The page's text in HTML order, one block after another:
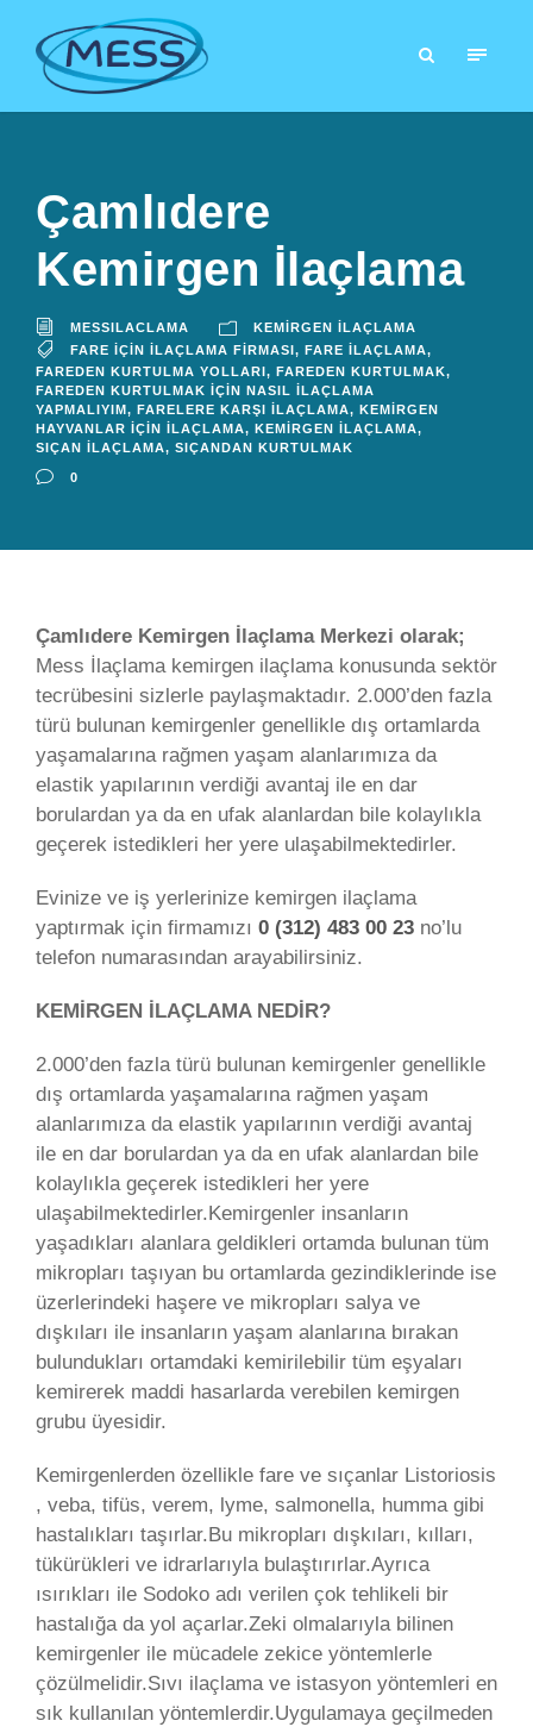
Çamlıdere
Kemirgen İlaçlama
MESSILACLAMA
KEMIRGEN İLAÇLAMA
FARE İÇIN İLAÇLAMA FIRMASI, FARE İLAÇLAMA,
FAREDEN KURTULMA YOLLARI , FAREDEN KURTULMAK,
FAREDEN KURTULMAK İÇIN NASIL İLAÇLAMA
YAPMALIYIM , FARELERE KARŞI İLAÇLAMA, KEMIRGEN
HAYVANLAR İÇIN İLAÇLAMA, KEMIRGEN İLAÇLAMA,
SIÇAN İLAÇLAMA, SIÇANDAN KURTULMAK
0
Çamlıdere Kemirgen İlaçlama Merkezi olarak;
Mess İlaçlama kemirgen ilaçlama konusunda sektör
tecrübesini sizlerle paylaşmaktadır. 2.000’den fazla
türü bulunan kemirgenler genellikle dış ortamlarda
yaşamalarına rağmen yaşam alanlarımıza da
elastik yapılarının verdiği avantaj ile en dar
borulardan ya da en ufak alanlardan bile kolaylıkla
geçerek istedikleri her yere ulaşabilmektedirler.
Evinize ve iş yerlerinize kemirgen ilaçlama
yaptırmak için firmamızı 0 (312) 483 00 23 no’lu
telefon numarasından arayabilirsiniz.
KEMİRGEN İLAÇLAMA NEDİR?
2.000’den fazla türü bulunan kemirgenler genellikle
dış ortamlarda yaşamalarına rağmen yaşam
alanlarımıza da elastik yapılarının verdiği avantaj
ile en dar borulardan ya da en ufak alanlardan bile
kolaylıkla geçerek istedikleri her yere
ulaşabilmektedirler.Kemirgenler insanların
yaşadıkları alanlara geldikleri ortamda bulunan tüm
mikropları taşıyan bu ortamlarda gezindiklerinde ise
üzerlerindeki haşere ve mikropları salya ve
dışkıları ile insanların yaşam alanlarına bırakan
bulundukları ortamdaki kemirilebilir tüm eşyaları
kemirerek maddi hasarlarda verebilen kemirgen
grubu üyesidir.
Kemirgenlerden özellikle fare ve sıçanlar Listoriosis
, veba, tifüs, verem, lyme, salmonella, humma gibi
hastalıkları taşırlar.Bu mikropları dışkıları, kılları,
tükürükleri ve idrarlarıyla bulaştırırlar.Ayrıca
ısırıkları ile Sodoko adı verilen çok tehlikeli bir
hastalığa da yol açarlar.Zeki olmalarıyla bilinen
kemirgenler ile mücadele zekice yöntemlerle
çözülmelidir.Sıvı ilaçlama ve istasyon yöntemleri en
sık kullanılan yöntemlerdir.Uygulamaya geçilmeden